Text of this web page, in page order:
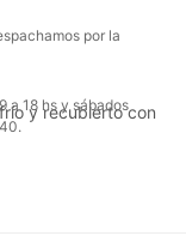
por la
a 18 hs y sábados
y recubierto con